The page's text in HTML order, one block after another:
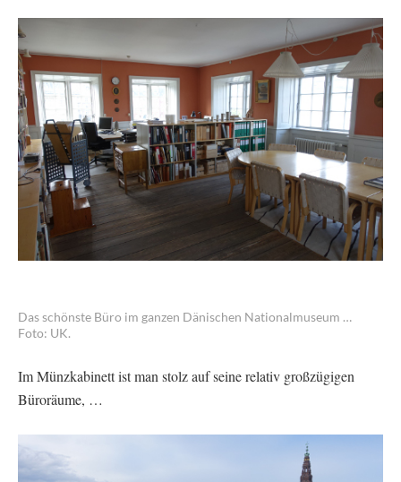
Das schönste Büro im ganzen Dänischen Nationalmuseum …
Foto: UK.
Im Münzkabinett ist man stolz auf seine relativ großzügigen
Büroräume, …